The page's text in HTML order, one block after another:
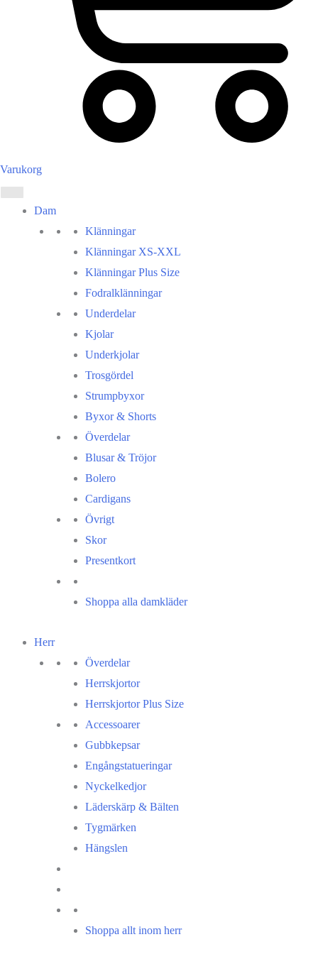
Varukorg
Dam
Klänningar
Klänningar XS-XXL
Klänningar Plus Size
Fodralklänningar
Underdelar
Kjolar
Underkjolar
Trosgördel
Strumpbyxor
Byxor & Shorts
Överdelar
Blusar & Tröjor
Bolero
Cardigans
Övrigt
Skor
Presentkort
Shoppa alla damkläder
Herr
Överdelar
Herrskjortor
Herrskjortor Plus Size
Accessoarer
Gubbkepsar
Engångstatueringar
Nyckelkedjor
Läderskärp & Bälten
Tygmärken
Hängslen
Shoppa allt inom herr